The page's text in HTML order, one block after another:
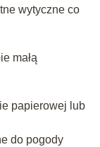
wytyczne co
małą
papierowej lub
do pogody